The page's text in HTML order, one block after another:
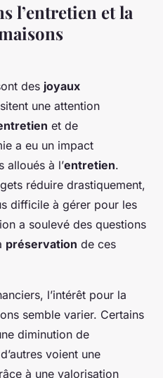
l’entretien et la
des joyaux
une attention
et de
a eu un impact
alloués à l’entretien.
réduire drastiquement,
difficile à gérer pour les
a soulevé des questions
préservation de ces
l’intérêt pour la
semble varier. Certains
diminution de
voient une
à une valorisation